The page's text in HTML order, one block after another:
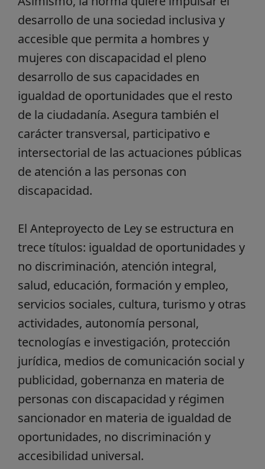
desarrollo de una sociedad inclusiva y
accesible que permita a hombres y
mujeres con discapacidad el pleno
desarrollo de sus capacidades en
igualdad de oportunidades que el resto
de la ciudadanía. Asegura también el
carácter transversal, participativo e
intersectorial de las actuaciones públicas
de atención a las personas con
discapacidad.
El Anteproyecto de Ley se estructura en
trece títulos: igualdad de oportunidades y
no discriminación, atención integral,
salud, educación, formación y empleo,
servicios sociales, cultura, turismo y otras
actividades, autonomía personal,
tecnologías e investigación, protección
jurídica, medios de comunicación social y
publicidad, gobernanza en materia de
personas con discapacidad y régimen
sancionador en materia de igualdad de
oportunidades, no discriminación y
accesibilidad universal.